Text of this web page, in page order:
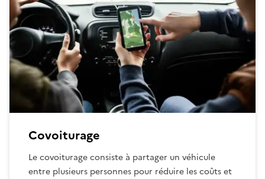
Covoiturage
Le covoiturage consiste à partager un véhicule
entre plusieurs personnes pour réduire les coûts et